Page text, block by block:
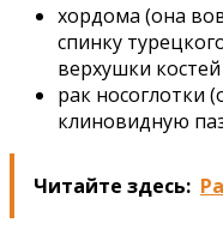
хордома (она
спинку
верхушки костей
рак носоглотки
клиновидную
Читайте здесь: